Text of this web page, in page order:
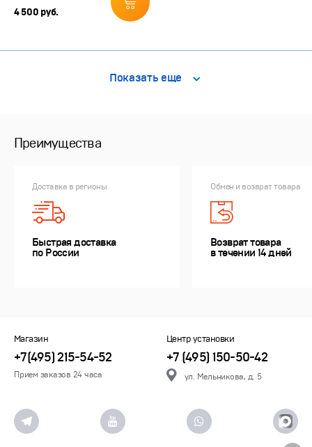
4 500 руб.
Показать еще
Преимущества
Доставка в регионы
Быстрая доставка
по России
Обмен и возврат товара
Возврат товара
в течении 14 дней
Магазин
+7(495) 215-54-52
Прием заказов 24 часа
Центр установки
+7 (495) 150-50-42
ул. Мельникова, д. 5